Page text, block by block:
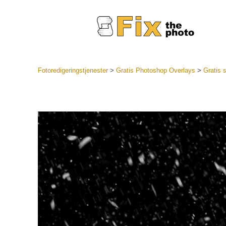
LR
bedste
Mobile
Fotoredigeringstjenester> Gratis Photoshop Overlays > Gratis